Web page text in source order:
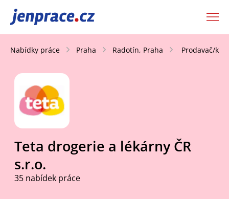
JenPráce.cz
Nabídky práce Praha Radotín, Praha Prodavač/ka
Teta drogerie a lékárny ČR
s.r.o.
35 nabídek práce